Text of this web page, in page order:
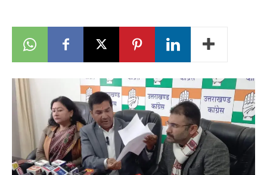
Breaking
News